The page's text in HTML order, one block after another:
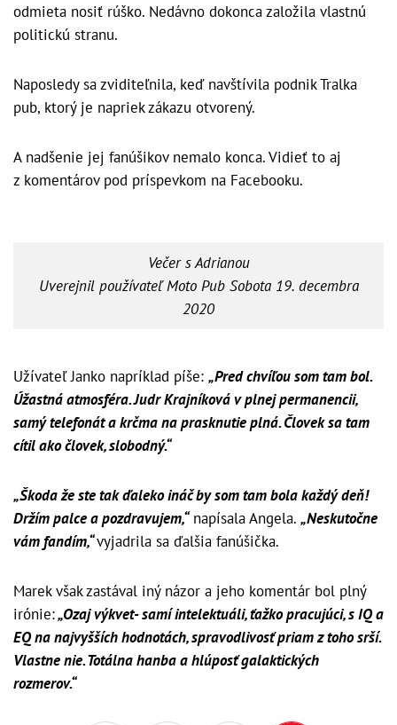
odmieta nosiť rúško. Nedávno dokonca založila vlastnú
politickú stranu.
Naposledy sa zviditeľnila, keď navštívila podnik Tralka
pub, ktorý je napriek zákazu otvorený.
A nadšenie jej fanúšikov nemalo konca. Vidieť to aj
z komentárov pod príspevkom na Facebooku.
Večer s Adrianou
Uverejnil používateľMoto Pub Sobota 19. decembra
2020
Užívateľ Janko napríklad píše: „Pred chvíľou som tam bol.
Úžastná atmosféra. Judr Krajníková v plnej permanencii,
samý telefonát a krčma na prasknutie plná. Človek sa tam
cítil ako človek, slobodný.“
„Škoda že ste tak ďaleko ináč by som tam bola každý deň!
Držím palce a pozdravujem,“napísala Angela. „Neskutočne
vám fandím,“vyjadrila sa ďalšia fanúšička.
Marek však zastával iný názor a jeho komentár bol plný
irónie:„Ozaj výkvet- samí intelektuáli, ťažko pracujúci, s IQ a
EQ na najvyšších hodnotách, spravodlivosť priam z toho srší.
Vlastne nie. Totálna hanba a hlúposť galaktických
rozmerov.“